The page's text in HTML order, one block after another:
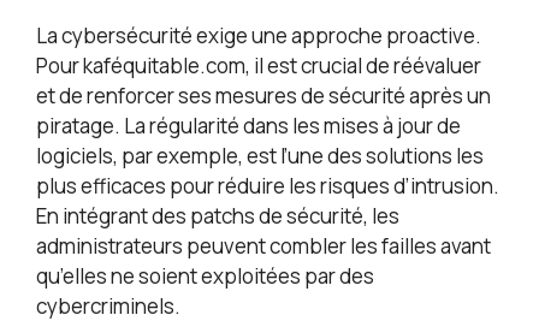
La cybersécurité exige une approche proactive.
Pour kaféquitable.com, il est crucial de réévaluer
et de renforcer ses mesures de sécurité après un
piratage. La régularité dans les mises à jour de
logiciels, par exemple, est l’une des solutions les
plus efficaces pour réduire les risques d’intrusion.
En intégrant des patchs de sécurité, les
administrateurs peuvent combler les failles avant
qu’elles ne soient exploitées par des
cybercriminels.